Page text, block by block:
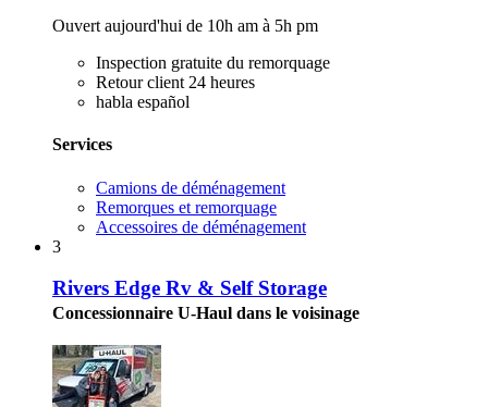
Ouvert aujourd'hui de 10h am à 5h pm
Inspection gratuite du remorquage
Retour client 24 heures
habla español
Services
Camions de déménagement
Remorques et remorquage
Accessoires de déménagement
3
Rivers Edge Rv & Self Storage
Concessionnaire U-Haul dans le voisinage